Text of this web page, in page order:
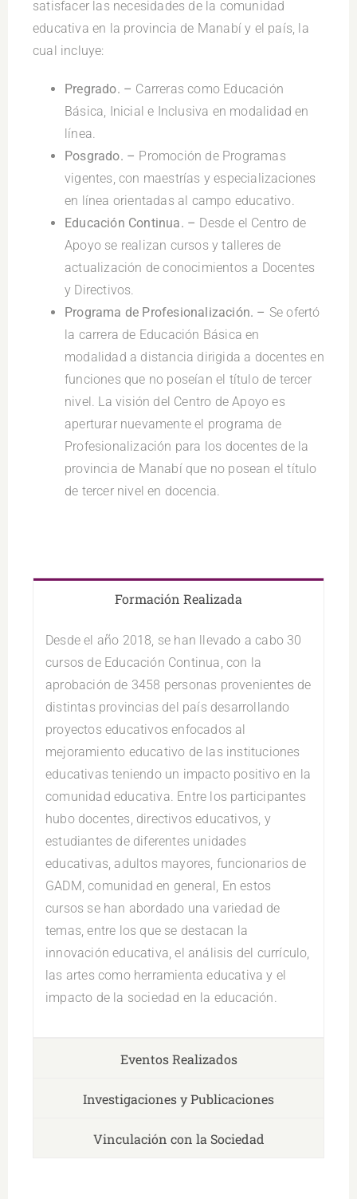
satisfacer las necesidades de la comunidad
educativa en la provincia de Manabí y el país, la
cual incluye:
Pregrado. – Carreras como Educación
Básica, Inicial e Inclusiva en modalidad en
línea.
Posgrado. – Promoción de Programas
vigentes, con maestrías y especializaciones
en línea orientadas al campo educativo.
Educación Continua. – Desde el Centro de
Apoyo se realizan cursos y talleres de
actualización de conocimientos a Docentes
y Directivos.
Programa de Profesionalización. – Se ofertó
la carrera de Educación Básica en
modalidad a distancia dirigida a docentes en
funciones que no poseían el título de tercer
nivel. La visión del Centro de Apoyo es
aperturar nuevamente el programa de
Profesionalización para los docentes de la
provincia de Manabí que no posean el título
de tercer nivel en docencia.
Formación Realizada
Desde el año 2018, se han llevado a cabo 30
cursos de Educación Continua, con la
aprobación de 3458 personas provenientes de
distintas provincias del país desarrollando
proyectos educativos enfocados al
mejoramiento educativo de las instituciones
educativas teniendo un impacto positivo en la
comunidad educativa. Entre los participantes
hubo docentes, directivos educativos, y
estudiantes de diferentes unidades
educativas, adultos mayores, funcionarios de
GADM, comunidad en general, En estos
cursos se han abordado una variedad de
temas, entre los que se destacan la
innovación educativa, el análisis del currículo,
las artes como herramienta educativa y el
impacto de la sociedad en la educación.
Eventos Realizados
Investigaciones y Publicaciones
Vinculación con la Sociedad